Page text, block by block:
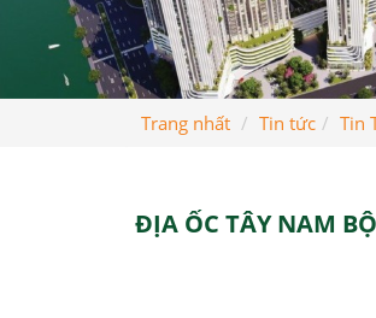
Trang nhất Tin tức Tin
ĐỊA ỐC TÂY NAM